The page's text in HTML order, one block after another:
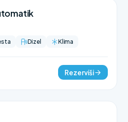
Dizel Klima
Rezerviši